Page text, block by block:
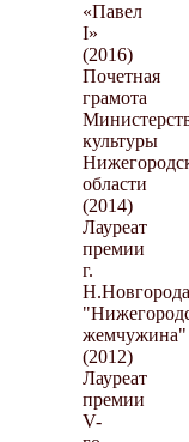
«Павел
I»
(2016)
Почетная
грамота
культуры
области
(2014)
Лауреат
премии
г.
Н.Новгорода
жемчужина"
(2012)
Лауреат
премии
V-